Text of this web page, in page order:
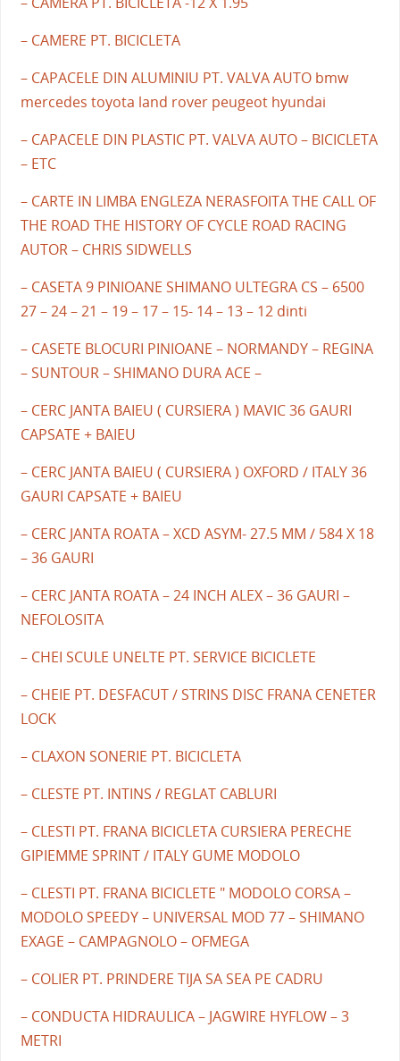
– CAMERE PT. BICICLETA
– CAPACELE DIN ALUMINIU PT. VALVA AUTO bmw
mercedes toyota land rover peugeot hyundai
– CAPACELE DIN PLASTIC PT. VALVA AUTO – BICICLETA
– ETC
– CARTE IN LIMBA ENGLEZA NERASFOITA THE CALL OF
THE ROAD THE HISTORY OF CYCLE ROAD RACING
AUTOR – CHRIS SIDWELLS
– CASETA 9 PINIOANE SHIMANO ULTEGRA CS – 6500
27 – 24 – 21 – 19 – 17 – 15- 14 – 13 – 12 dinti
– CASETE BLOCURI PINIOANE – NORMANDY – REGINA
– SUNTOUR – SHIMANO DURA ACE –
– CERC JANTA BAIEU ( CURSIERA ) MAVIC 36 GAURI
CAPSATE + BAIEU
– CERC JANTA BAIEU ( CURSIERA ) OXFORD / ITALY 36
GAURI CAPSATE + BAIEU
– CERC JANTA ROATA – XCD ASYM- 27.5 MM / 584 X 18
– 36 GAURI
– CERC JANTA ROATA – 24 INCH ALEX – 36 GAURI –
NEFOLOSITA
– CHEI SCULE UNELTE PT. SERVICE BICICLETE
– CHEIE PT. DESFACUT / STRINS DISC FRANA CENETER
LOCK
– CLAXON SONERIE PT. BICICLETA
– CLESTE PT. INTINS / REGLAT CABLURI
– CLESTI PT. FRANA BICICLETA CURSIERA PERECHE
GIPIEMME SPRINT / ITALY GUME MODOLO
– CLESTI PT. FRANA BICICLETE " MODOLO CORSA –
MODOLO SPEEDY – UNIVERSAL MOD 77 – SHIMANO
EXAGE – CAMPAGNOLO – OFMEGA
– COLIER PT. PRINDERE TIJA SA SEA PE CADRU
– CONDUCTA HIDRAULICA – JAGWIRE HYFLOW – 3
METRI